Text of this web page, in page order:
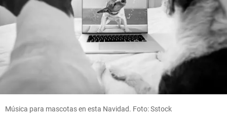
Música para mascotas en esta Navidad. Foto: Sstock